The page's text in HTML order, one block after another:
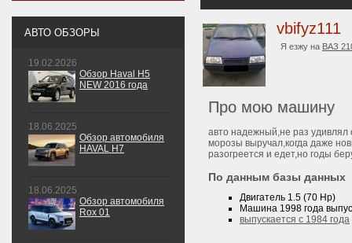
vbifyz111
Я езжу на ВАЗ
Про мою машину
авто надежный,не раз удивлял
морозы выручал,когда даже
разогреется и едет,но годы
По данным базы данных
Двигатель 1.5 (70 Hp)
Машина 1998 года
выпускается с 1984 года
АВТО ОБЗОРЫ
19.02.2026
Обзор Haval H5
NEW 2016 года
18.06.2025
Обзор автомобиля
HAVAL H7
18.06.2025
Обзор автомобиля
Rox 01